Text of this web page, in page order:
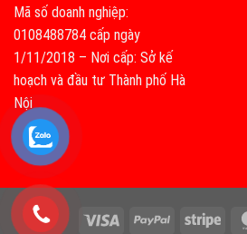
Mã số doanh nghiệp:
0108488784 cấp ngày
1/11/2018 – Nơi cấp: Sở kế
hoạch và đầu tư Thành phố Hà
Nội